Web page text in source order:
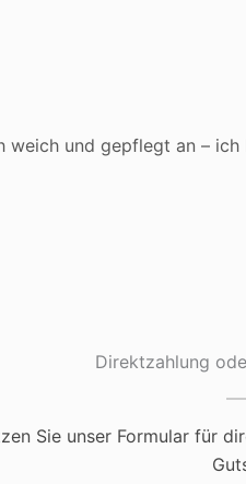
weich und gepflegt an – ich
Direktzahlung
Sie unser Formular für